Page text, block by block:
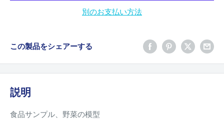
別のお支払い方法
この製品をシェアーする
説明
食品サンプル、野菜の模型